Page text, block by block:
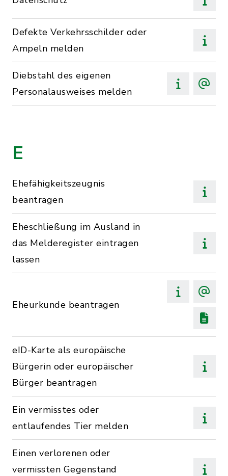
Defekte Verkehrsschilder oder
Ampeln melden
Diebstahl des eigenen
Personalausweises melden
E
Ehefähigkeitszeugnis
beantragen
Eheschließung im Ausland in
das Melderegister eintragen
lassen
Eheurkunde beantragen
eID-Karte als europäische
Bürgerin oder europäischer
Bürger beantragen
Ein vermisstes oder
entlaufendes Tier melden
Einen verlorenen oder
vermissten Gegenstand